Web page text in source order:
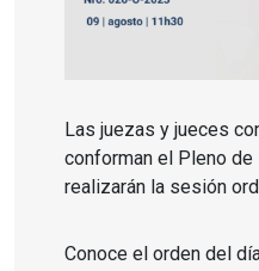
Las juezas y jueces
conforman el Pleno de
realizarán la sesión
Conoce el orden del